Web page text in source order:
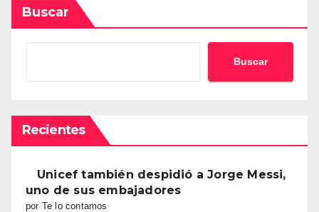
Buscar
Buscar
Recientes
Unicef también despidió a Jorge Messi,
uno de sus embajadores
por Te lo contamos